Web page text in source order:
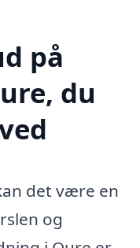
på
du
det være en
og